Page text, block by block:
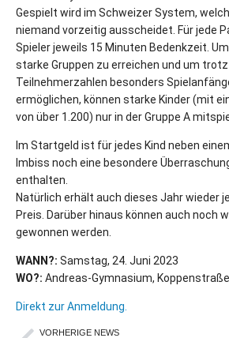
Gespielt wird im Schweizer System,
niemand vorzeitig ausscheidet. Für jede
Spieler jeweils 15 Minuten Bedenkzeit.
starke Gruppen zu erreichen und um
Teilnehmerzahlen besonders
ermöglichen, können starke Kinder (mit
von über 1.200) nur in der Gruppe A
Im Startgeld ist für jedes Kind neben
Imbiss noch eine besondere
enthalten.
Natürlich erhält auch dieses Jahr wieder
Preis. Darüber hinaus können auch noch
gewonnen werden.
WANN?: Samstag, 24. Juni 2023
WO?: Andreas-Gymnasium,
Direkt zur Anmeldung.
VORHERIGE NEWS